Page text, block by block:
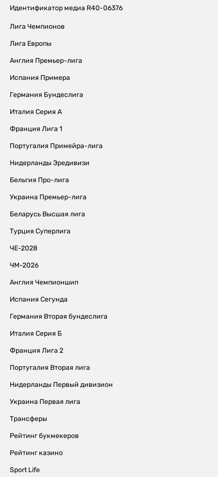
Идентификатор медиа R40-06376
Лига Чемпионов
Лига Европы
Англия Премьер-лига
Испания Примера
Германия Бундеслига
Италия Серия А
Франция Лига 1
Португалия Примейра-лига
Нидерланды Эредивизи
Бельгия Про-лига
Украина Премьер-лига
Беларусь Высшая лига
Турция Суперлига
ЧЕ-2028
ЧМ-2026
Англия Чемпионшип
Испания Сегунда
Германия Вторая бундеслига
Италия Серия Б
Франция Лига 2
Португалия Вторая лига
Нидерланды Первый дивизион
Украина Первая лига
Трансферы
Рейтинг букмекеров
Рейтинг казино
Sport Life